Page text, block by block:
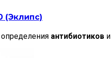
(Эклипс)
определения антибиотиков и